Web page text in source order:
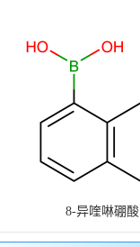
8-异喹啉硼酸